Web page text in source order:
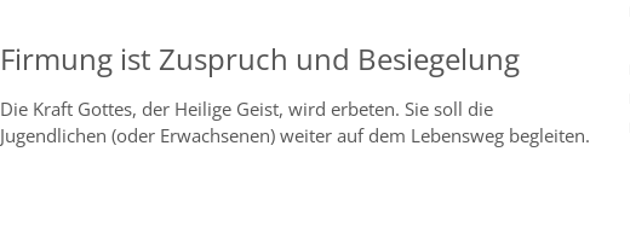
Firmung ist Zuspruch und Besiegelung
Die Kraft Gottes, der Heilige Geist, wird erbeten. Sie soll die
Jugendlichen (oder Erwachsenen) weiter auf dem Lebensweg begleiten.